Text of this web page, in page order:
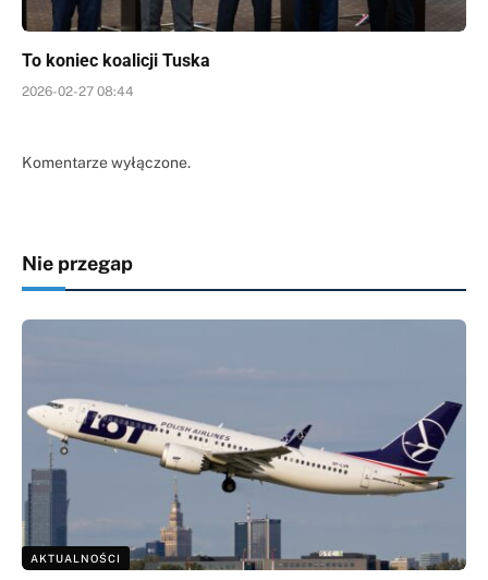
To koniec koalicji Tuska
2026-02-27 08:44
Komentarze wyłączone.
Nie przegap
AKTUALNOŚCI